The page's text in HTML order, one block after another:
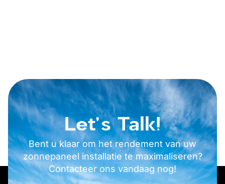
Let's Talk!
Bent u klaar om het rendement van uw
zonnepaneel installatie te maximaliseren?
Contacteer ons vandaag nog!